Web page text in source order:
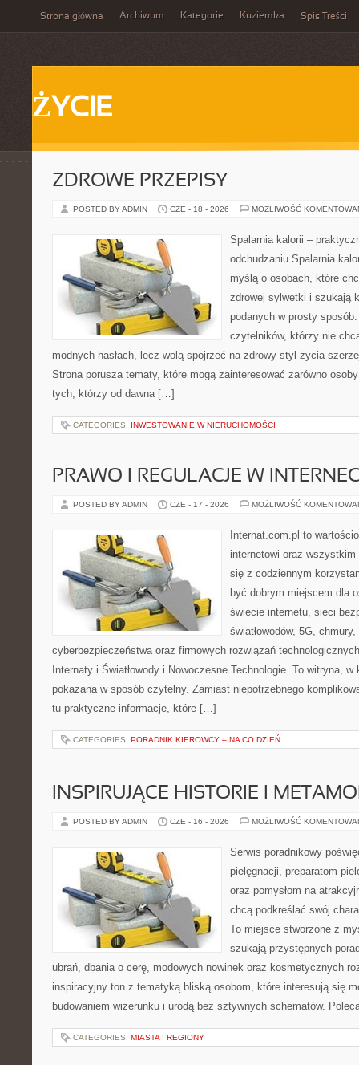
Strona główna Archiwum Kategorie Kuziemka Spis Treści
ŻYCIE
ZDROWE PRZEPISY
POSTED BY ADMIN CZE - 18 - 2026 MOŻLIWOŚĆ
Spalarnia kalorii –
odchudzaniu Spalarnia
myślą o osobach, które
zdrowej sylwetki i szukają
podanych w prosty
czytelników, którzy nie
modnych hasłach, lecz wolą spojrzeć na zdrowy styl życia
Strona porusza tematy, które mogą zainteresować zarówno
tych, którzy od dawna […]
CATEGORIES: INWESTOWANIE W NIERUCHOMOŚCI
PRAWO I REGULACJE W
POSTED BY ADMIN CZE - 17 - 2026 MOŻLIWOŚĆ
Internat.com.pl to
internetowi oraz wszystkim
się z codziennym
być dobrym miejscem dla
świecie internetu, sieci
światłowodów, 5G,
cyberbezpieczeństwa oraz firmowych rozwiązań
Internaty i Światłowody i Nowoczesne Technologie. To witryna,
pokazana w sposób czytelny. Zamiast niepotrzebnego
tu praktyczne informacje, które […]
CATEGORIES: PORADNIK KIEROWCY – NA CO DZIEŃ
INSPIRUJĄCE HISTORIE I
POSTED BY ADMIN CZE - 16 - 2026 MOŻLIWOŚĆ
Serwis poradnikowy
pielęgnacji, preparatom
oraz pomysłom na
chcą podkreślać swój
To miejsce stworzone z
szukają przystępnych
ubrań, dbania o cerę, modowych nowinek oraz kosmetycznych
inspiracyjny ton z tematyką bliską osobom, które interesują się
budowaniem wizerunku i urodą bez sztywnych schematów.
CATEGORIES: MIASTA I REGIONY